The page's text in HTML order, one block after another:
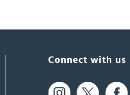
Connect with us